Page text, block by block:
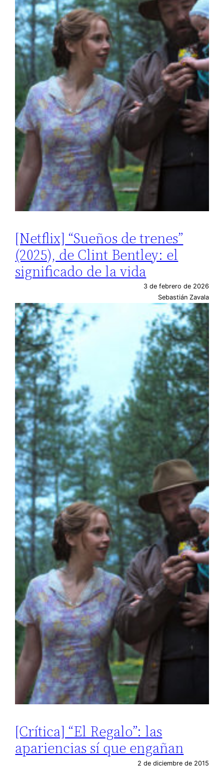
[Netflix] “Sueños de trenes”
(2025), de Clint Bentley: el
significado de la vida
3 de febrero de 2026
Sebastián Zavala
[Crítica] “El Regalo”: las
apariencias sí que engañan
2 de diciembre de 2015